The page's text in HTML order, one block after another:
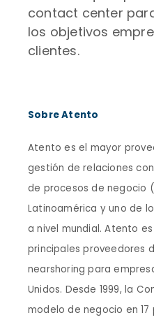
contact center
los objetivos
clientes.
Sobre Atento
Atento es el mayor
gestión de relaciones
de procesos de negocio
Latinoamérica y uno de
a nivel mundial. Atento
principales proveedores
nearshoring para
Unidos. Desde 1999, la
modelo de negocio en